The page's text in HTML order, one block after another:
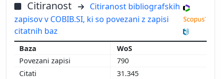
Citiranost
Citiranost bibliografskih
zapisov v COBIB.SI, ki so povezani z zapisi
citatnih baz
WoS
790
31.345